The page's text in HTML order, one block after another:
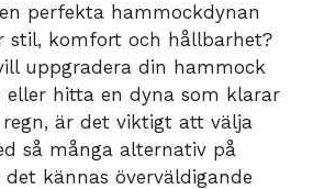
perfekta hammockdynan
stil, komfort och hållbarhet?
uppgradera din hammock
eller hitta en dyna som klarar
är det viktigt att välja
så många alternativ på
kännas överväldigande